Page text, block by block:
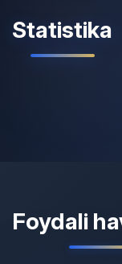
Statistika
Foydali